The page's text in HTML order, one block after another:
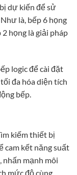
dự kiến để sử
là, bếp 6 họng
họng là giải pháp
logic để cài đặt
đa hóa diện tích
bếp.
kiếm thiết bị
cam kết năng suất
nhấn mạnh môi
mức độ cùng